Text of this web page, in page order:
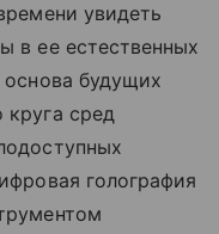
увидеть
в ее естественных
будущих
сред
голография